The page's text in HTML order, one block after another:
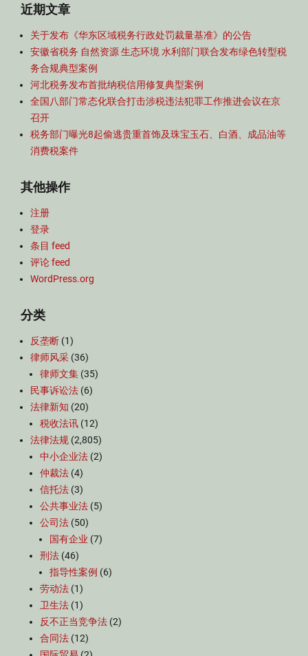
近期文章
关于发布《华东区域税务行政处罚裁量基准》的公告
安徽省税务 自然资源 生态环境 水利部门联合发布绿色转型税
务合规典型案例
河北税务发布首批纳税信用修复典型案例
全国八部门常态化联合打击涉税违法犯罪工作推进会议在京
召开
税务部门曝光8起偷逃贵重首饰及珠宝玉石、白酒、成品油等
消费税案件
其他操作
注册
登录
条目 feed
评论 feed
WordPress.org
分类
反垄断 (1)
律师风采 (36)
律师文集 (35)
民事诉讼法 (6)
法律新知 (20)
税收法讯 (12)
法律法规 (2,805)
中小企业法 (2)
仲裁法 (4)
信托法 (3)
公共事业法 (5)
公司法 (50)
国有企业 (7)
刑法 (46)
指导性案例 (6)
劳动法 (1)
卫生法 (1)
反不正当竞争法 (2)
合同法 (12)